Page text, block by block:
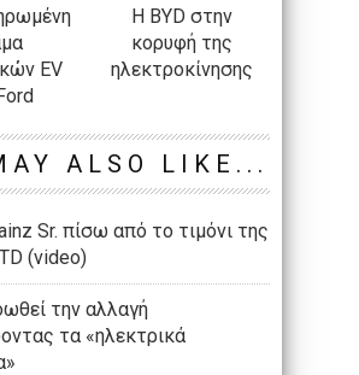
EV
Η BYD στην
κορυφή της
ηλεκτροκίνησης
ALSO LIKE...
Sr. πίσω από το τιμόνι της
(video)
την αλλαγή
τα «ηλεκτρικά